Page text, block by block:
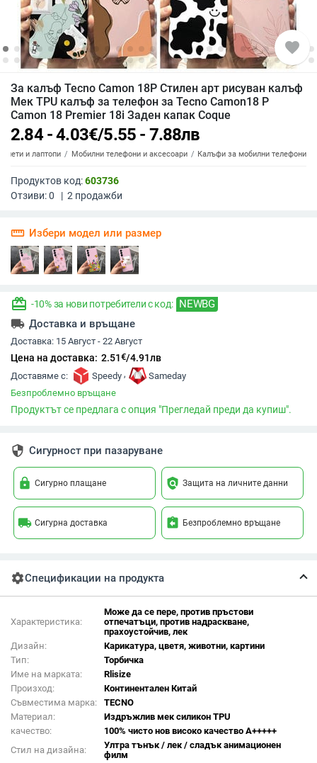
favorite
За калъф Tecno Camon 18P Стилен арт рисуван калъф
Мек TPU калъф за телефон за Tecno Camon18 P
Camon 18 Premier 18i Заден капак Coque
2.84 - 4.03€/5.55 - 7.88лв
и лаптопи Мобилни телефони и аксесоари Калъфи за мобилни телефони
Продуктов код:603736
Отзиви:0 | 2 продажби
straighten Избери модел или размер
redeem -10% за нови потребители с код: NEWBG
local_shipping Доставка и връщане
Доставка: 15 Август - 22 Август
Цена на доставка: 2.51€/4.91лв
Доставяме с: Speedy ,
Sameday
Безпроблемно връщане
Продуктът се предлага с опция "Прегледай преди да купиш".
security Сигурност при пазаруване
lock Сигурно плащане policy Защита на личните данни
local_shipping Сигурна доставка assignment_return Безпроблемно връщане
settingsСпецификации на продукта
Характеристика:
Може да се пере, против пръстови
отпечатъци, против надраскване,
прахоустойчив, лек
Дизайн:
Карикатура, цветя, животни, картини
Тип:
Торбичка
Име на марката:
Rlisize
Произход:
Континентален Китай
Съвместима марка:
TECNO
Материал:
Издръжлив мек силикон TPU
качество:
100% чисто нов високо качество A+++++
Стил на дизайна:
Ултра тънък / лек / сладък анимационен
филм